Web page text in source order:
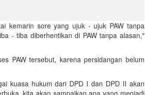
kemarin sore yang ujuk - ujuk PAW tanpa
- tiba diberhentikan di PAW tanpa alasan,"
PAW tersebut, karena persidangan belum
kuasa hukum dari DPD I dan DPD II akan
kita akan sampaikan apa yang menjadi